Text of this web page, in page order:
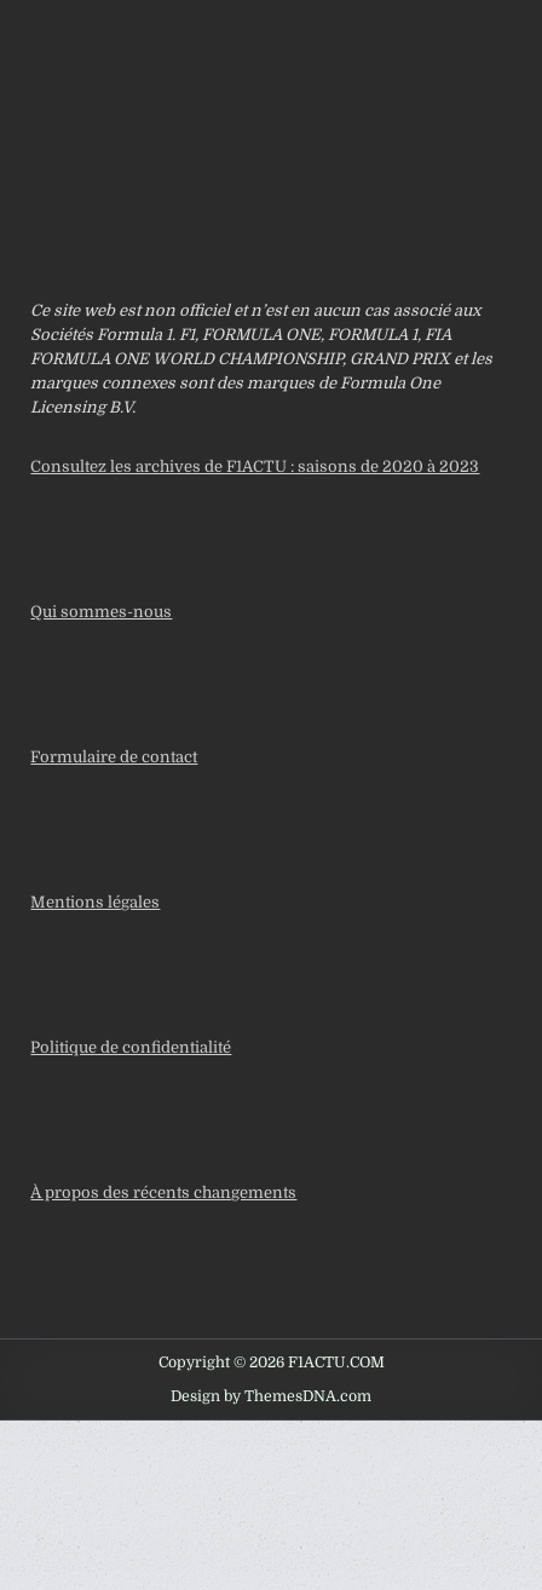
Ce site web est non officiel et n’est en aucun cas associé aux
Sociétés Formula 1. F1, FORMULA ONE, FORMULA 1, FIA
FORMULA ONE WORLD CHAMPIONSHIP, GRAND PRIX et les
marques connexes sont des marques de Formula One
Licensing B.V.
Consultez les archives de F1ACTU : saisons de 2020 à 2023
Qui sommes-nous
Formulaire de contact
Mentions légales
Politique de confidentialité
À propos des récents changements
Copyright © 2026 F1ACTU.COM
Design by ThemesDNA.com